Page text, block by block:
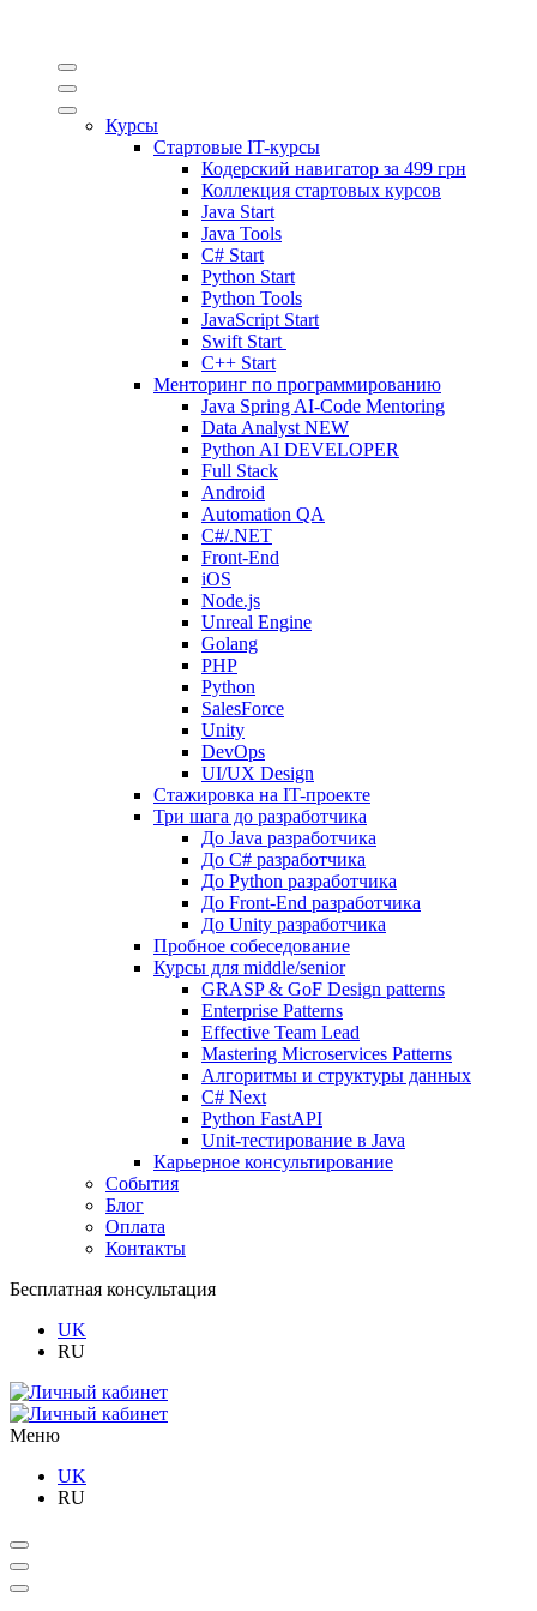
Курсы
Стартовые IT-курсы
Кодерский навигатор за 499 грн
Коллекция стартовых курсов
Java Start
Java Tools
C# Start
Python Start
Python Tools
JavaScript Start
Swift Start
C++ Start
Менторинг по программированию
Java Spring AI-Code Mentoring
Data Analyst NEW
Python AI DEVELOPER
Full Stack
Android
Automation QA
C#/.NET
Front-End
iOS
Node.js
Unreal Engine
Golang
PHP
Python
SalesForce
Unity
DevOps
UI/UX Design
Стажировка на IT-проекте
Три шага до разработчика
До Java разработчика
До C# разработчика
До Python разработчика
До Front-End разработчика
До Unity разработчика
Пробное собеседование
Курсы для middle/senior
GRASP & GoF Design patterns
Enterprise Patterns
Effective Team Lead
Mastering Microservices Patterns
Алгоритмы и структуры данных
C# Next
Python FastAPI
Unit-тестирование в Java
Карьерное консультирование
События
Блог
Оплата
Контакты
Бесплатная консультация
UK
RU
Меню
UK
RU